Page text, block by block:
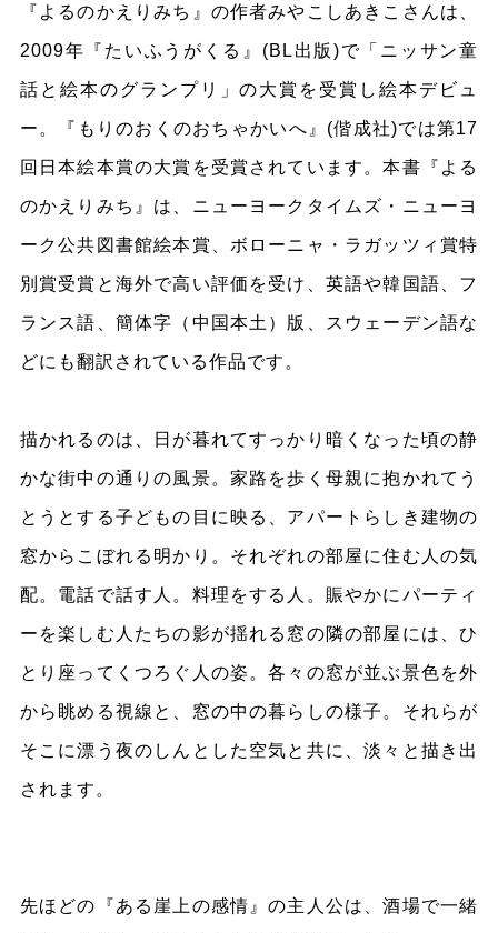
『よるのかえりみち』の作者みやこしあきこさんは、
2009年『たいふうがくる』(BL出版)で「ニッサン童
話と絵本のグランプリ」の大賞を受賞し絵本デビュ
ー。『もりのおくのおちゃかいへ』(偕成社)では第17
回日本絵本賞の大賞を受賞されています。本書『よる
のかえりみち』は、ニューヨークタイムズ・ニューヨ
ーク公共図書館絵本賞、ボローニャ・ラガッツィ賞特
別賞受賞と海外で高い評価を受け、英語や韓国語、フ
ランス語、簡体字（中国本土）版、スウェーデン語な
どにも翻訳されている作品です。
描かれるのは、日が暮れてすっかり暗くなった頃の静
かな街中の通りの風景。家路を歩く母親に抱かれてう
とうとする子どもの目に映る、アパートらしき建物の
窓からこぼれる明かり。それぞれの部屋に住む人の気
配。電話で話す人。料理をする人。賑やかにパーティ
ーを楽しむ人たちの影が揺れる窓の隣の部屋には、ひ
とり座ってくつろぐ人の姿。各々の窓が並ぶ景色を外
から眺める視線と、窓の中の暮らしの様子。それらが
そこに漂う夜のしんとした空気と共に、淡々と描き出
されます。
先ほどの『ある崖上の感情』の主人公は、酒場で一緒